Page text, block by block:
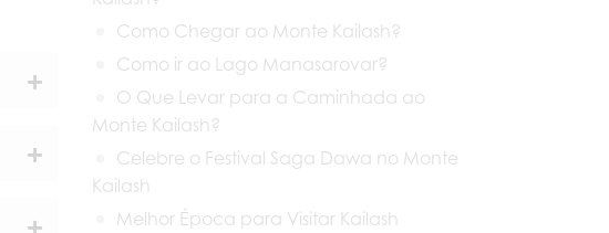
Como Chegar ao Monte Kailash?
Como ir ao Lago Manasarovar?
O Que Levar para a Caminhada ao
Monte Kailash?
Celebre o Festival Saga Dawa no Monte
Kailash
Melhor Época para Visitar Kailash